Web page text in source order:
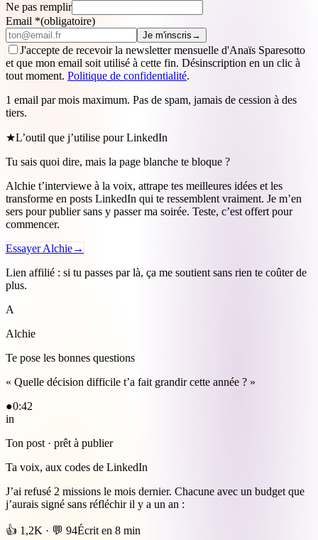
Ne pas remplir
Email *(obligatoire)
Je m'inscris →
J'accepte de recevoir la newsletter mensuelle d'Anaïs Sparesotto
et que mon email soit utilisé à cette fin. Désinscription en un clic à
tout moment. Politique de confidentialité.
1 email par mois maximum. Pas de spam, jamais de cession à des
tiers.
★L’outil que j’utilise pour LinkedIn
Tu sais quoi dire, mais la page blanche te bloque ?
Alchie t’interviewe à la voix, attrape tes meilleures idées et les
transforme en posts LinkedIn qui te ressemblent vraiment. Je m’en
sers pour publier sans y passer ma soirée. Teste, c’est offert pour
commencer.
Essayer Alchie→
Lien affilié : si tu passes par là, ça me soutient sans rien te coûter de
plus.
A
Alchie
Te pose les bonnes questions
« Quelle décision difficile t’a fait grandir cette année ? »
●0:42
in
Ton post · prêt à publier
Ta voix, aux codes de LinkedIn
J’ai refusé 2 missions le mois dernier. Chacune avec un budget que
j’aurais signé sans réfléchir il y a un an :
👍 1,2K · 💬 94Écrit en 8 min